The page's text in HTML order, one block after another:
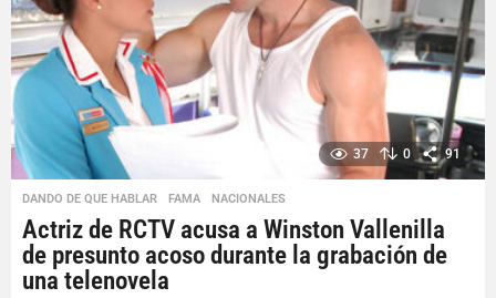
g
o
37 0 91
DANDO DE QUE HABLAR ,FAMA ,NACIONALES
Actriz de RCTV acusa a Winston Vallenilla
de presunto acoso durante la grabación de
una telenovela